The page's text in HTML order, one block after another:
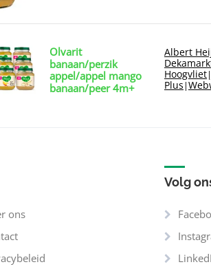
Olvarit
banaan/perzik
appel/appel mango
banaan/peer 4m+
Albert
Hoogvliet|
Plus |
ons
Volg